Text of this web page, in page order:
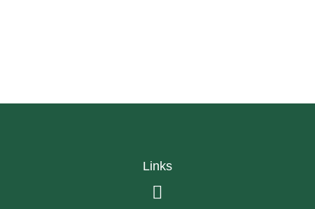
Links